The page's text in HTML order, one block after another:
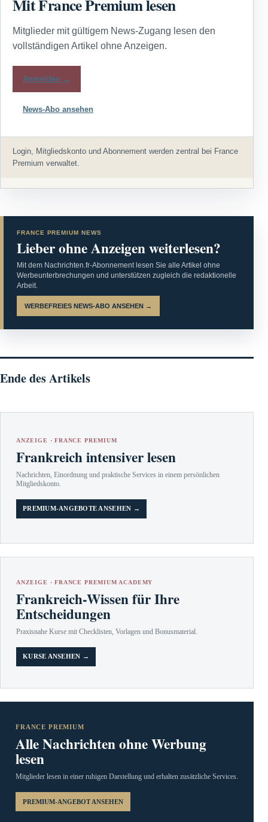
Mit France Premium lesen
Mitglieder mit gültigem News-Zugang lesen den
vollständigen Artikel ohne Anzeigen.
Anmelden →
News-Abo ansehen
Login, Mitgliedskonto und Abonnement werden zentral bei France
Premium verwaltet.
FRANCE PREMIUM NEWS
Lieber ohne Anzeigen weiterlesen?
Mit dem Nachrichten.fr-Abonnement lesen Sie alle Artikel ohne
Werbeunterbrechungen und unterstützen zugleich die redaktionelle
Arbeit.
WERBEFREIES NEWS-ABO ANSEHEN →
Ende des Artikels
ANZEIGE · FRANCE PREMIUM
Frankreich intensiver lesen
Nachrichten, Einordnung und praktische Services in einem persönlichen
Mitgliedskonto.
PREMIUM-ANGEBOTE ANSEHEN →
ANZEIGE · FRANCE PREMIUM ACADEMY
Frankreich-Wissen für Ihre
Entscheidungen
Praxisnahe Kurse mit Checklisten, Vorlagen und Bonusmaterial.
KURSE ANSEHEN →
FRANCE PREMIUM
Alle Nachrichten ohne Werbung
lesen
Mitglieder lesen in einer ruhigen Darstellung und erhalten zusätzliche Services.
PREMIUM-ANGEBOT ANSEHEN